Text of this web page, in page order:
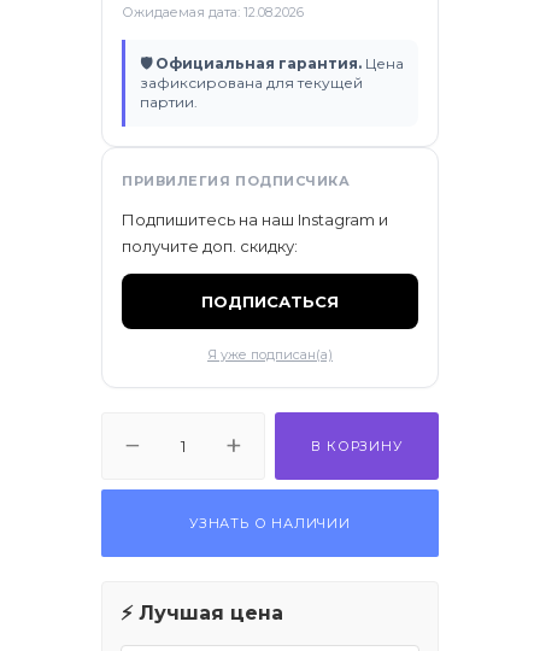
Ожидаемая дата: 12.08.2026
🛡 Официальная гарантия. Цена
зафиксирована для текущей
партии.
ПРИВИЛЕГИЯ ПОДПИСЧИКА
Подпишитесь на наш Instagram и
получите доп. скидку:
ПОДПИСАТЬСЯ
Я уже подписан(а)
В КОРЗИНУ
УЗНАТЬ О НАЛИЧИИ
⚡ Лучшая цена